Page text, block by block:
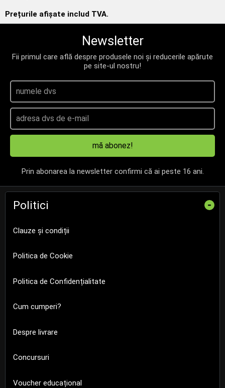
Prețurile afișate includ TVA.
Newsletter
Fii primul care află despre produsele noi și reducerile apărute
pe site-ul nostru!
mă abonez!
Prin abonarea la newsletter confirmi că ai peste 16 ani.
Politici -
Clauze și condiții
Politica de Cookie
Politica de Confidențialitate
Cum cumperi?
Despre livrare
Concursuri
Voucher educațional